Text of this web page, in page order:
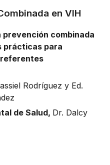
en VIH
combinada
prácticas para
Rodríguez y Ed.
de Salud, Dr. Dalcy